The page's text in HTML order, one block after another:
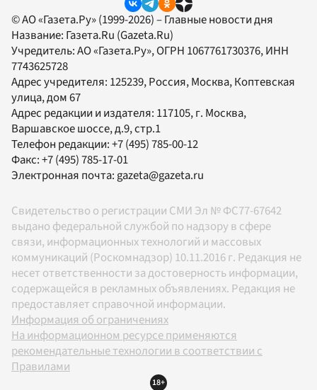
© АО «Газета.Ру» (1999-2026) – Главные новости дня
Название: Газета.Ru (Gazeta.Ru)
Учредитель:АО «Газета.Ру», ОГРН 1067761730376, ИНН
7743625728
Адрес учредителя: 125239, Россия, Москва, Коптевская
улица, дом 67
Адрес редакции и издателя: 117105, г. Москва,
Варшавское шоссе, д.9, стр.1
Телефон редакции:+7 (495) 785-00-12
Факс:+7 (495) 785-17-01
Электронная почта: gazeta@gazeta.ru
Свидетельство о регистрации СМИ Эл № ФС77-67642
выдано федеральной службой по надзору в сфере
связи, информационных технологий и массовых
коммуникаций (Роскомнадзор) 10.11.2016 г. Редакция не
несет ответственности за достоверность информации,
содержащейся в рекламных объявлениях. Редакция не
предоставляет справочной информации.
Информация об ограничениях
На информационном ресурсе применяются
рекомендательные технологии в соответствии с
Правилами
18+